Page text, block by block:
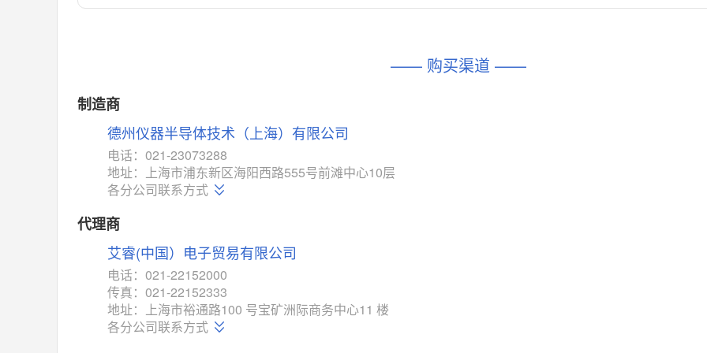
对比
MAX14760
M74HC4852 (意法-ST)
相同功能 相似度 52% 对比
相同功能
TC4052BFT (东芝-Toshiba)
相同功能 相似度 50%
ISL54233 (瑞萨-Renesas)
相同功能 相似度 49%
对比
相似度 44%
相同功能
SGM7232
—— 购买渠道 ——
制造商
德州仪器半导体技术（上海）有限公司
电话：021-23073288
地址：上海市浦东新区海阳西路555号前滩中心10层
各分公司联系方式
代理商
艾睿(中国）电子贸易有限公司
电话：021-22152000
传真：021-22152333
地址：上海市裕通路100 号宝矿洲际商务中心11 楼
各分公司联系方式